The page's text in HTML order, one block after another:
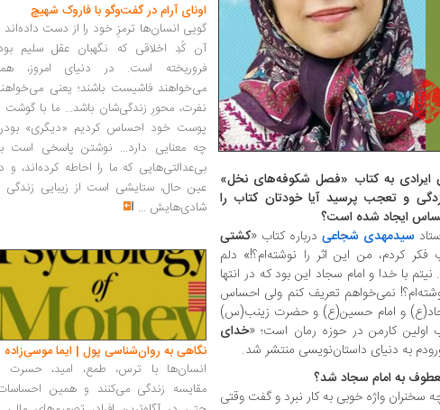
ایرادی به کتاب «فصل شکوفه‌های نخل»
و تعجب پرسید آیا خودتان کتاب را
ایجاد شده است؟
سیدمهدی شجاعی درباره کتاب «کشتی
کردم، من این اثر را نوشته‌ام؟!» دلم
با خدا و امام سجاد این بود که در انتها
نمی‌خواهم تعریف کنم ولی احساس
و امام حسین(ع) و حضرت زینب(س)
اولین کارمن در حوزه رمان است؛ «خدای
به دنیای داستان‌نویسی منتشر شد.
به امام سجاد شد؟
سخنران واژه خوبی به کار نبرد و گفت وقتی
اونای آرام در گفت‌وگو با فاروک شهیچ‭
گویی انسان‌ها ترمزِ خود را از دست داده‌اند
آن کُدِ اخلاقی که نگهبان عقل سلیم
فروریخته است. در دنیای امروز،
می‌خواهند فاشیست باشند؛ یعنی
نفرت، محورِ زندگی‌شان باشد... ما با گوشت
پوست خود احساس کردیم «دیگری»
چه معنایی دارد... نوشتن پاسخی است
بی‌عدالتی‌هایی که ما را احاطه کرده‌اند، و
عین حال، ستایشی است از زیبایی زندگی
شادی‌هایش ...
نگاهی به روان‌شناسی پول | ایما موسی‌زاده
انسان‌ها با ترس، طمع، امید، حسرت
مقایسه زندگی می‌کنند و همین